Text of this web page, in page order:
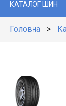
КАТАЛОГ ШИН
Головна >